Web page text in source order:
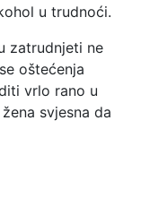
u trudnoći.
zatrudnjeti ne
oštećenja
vrlo rano u
svjesna da